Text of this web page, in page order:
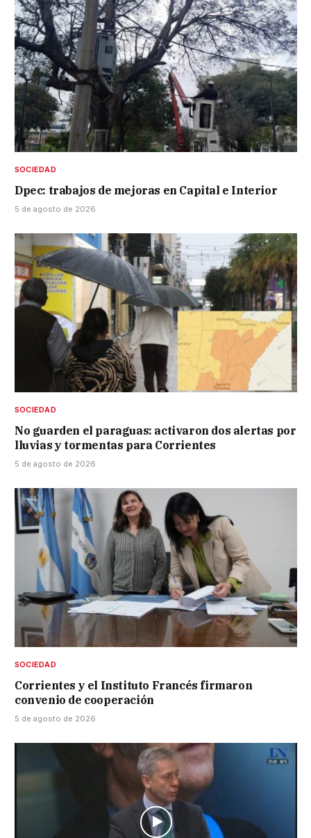
SOCIEDAD
Dpec: trabajos de mejoras en Capital e Interior
5 de agosto de 2026
SOCIEDAD
No guarden el paraguas: activaron dos alertas por
lluvias y tormentas para Corrientes
5 de agosto de 2026
SOCIEDAD
Corrientes y el Instituto Francés firmaron
convenio de cooperación
5 de agosto de 2026